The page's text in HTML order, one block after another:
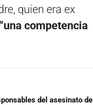
quien era ex
“una competencia
del asesinato de